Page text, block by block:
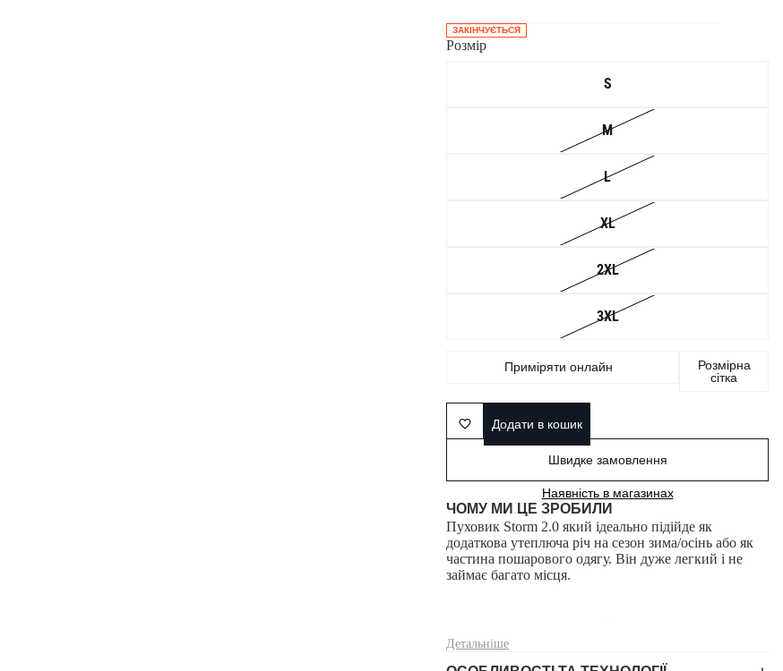
ЗАКІНЧУЄТЬСЯ
Розмір
S
M
L
XL
2XL
3XL
Приміряти онлайн
Розмірна
сітка
Додати в кошик
Швидке замовлення
Наявність в магазинах
ЧОМУ МИ ЦЕ ЗРОБИЛИ
Пуховик Storm 2.0 який ідеально підійде як
додаткова утеплюча річ на сезон зима/осінь або як
частина пошарового одягу. Він дуже легкий і не
займає багато місця.
Детальніше